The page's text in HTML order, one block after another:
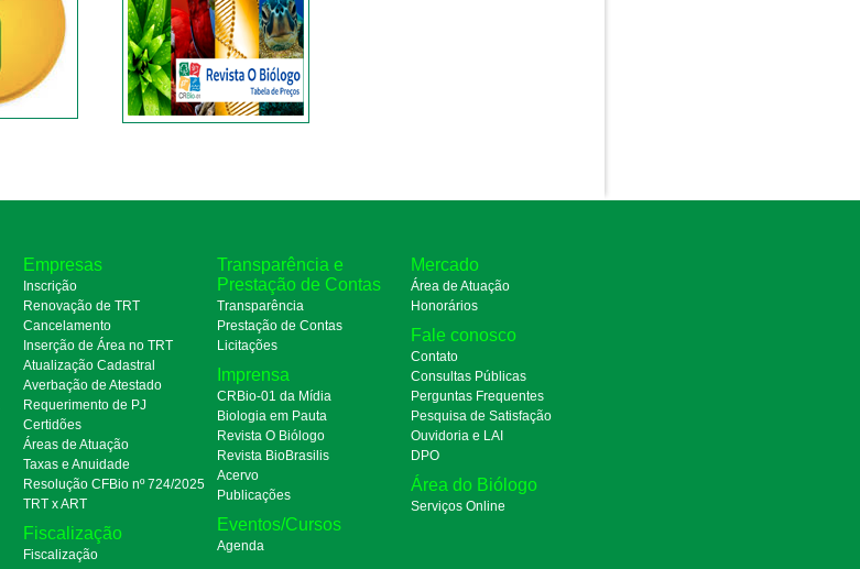
Empresas
Inscrição
Renovação de TRT
Cancelamento
Inserção de Área no TRT
Atualização Cadastral
Averbação de Atestado
Requerimento de PJ
Certidões
Áreas de Atuação
Taxas e Anuidade
Resolução CFBio nº 724/2025
TRT x ART
Fiscalização
Fiscalização
Transparência e
Prestação de Contas
Transparência
Prestação de Contas
Licitações
Imprensa
CRBio-01 da Mídia
Biologia em Pauta
Revista O Biólogo
Revista BioBrasilis
Acervo
Publicações
Eventos/Cursos
Agenda
Mercado
Área de Atuação
Honorários
Fale conosco
Contato
Consultas Públicas
Perguntas Frequentes
Pesquisa de Satisfação
Ouvidoria e LAI
DPO
Área do Biólogo
Serviços Online